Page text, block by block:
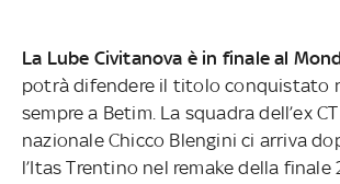
La Lube Civitanova è in finale al
potrà difendere il titolo conquistato
sempre a Betim. La squadra dell’ex
nazionale Chicco Blengini ci arriva
l’Itas Trentino nel remake della finale